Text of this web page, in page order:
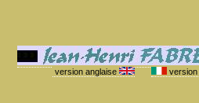
version anglaise version